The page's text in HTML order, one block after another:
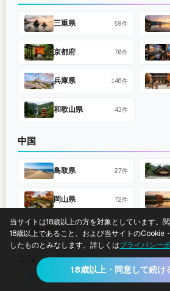
三重県 59件
京都府 70件
兵庫県 146件
和歌山県 43件
中国
鳥取県 27件
岡山県 72件
山口県 53件
女風とは 店舗検索
当サイトは18歳以上の方を対象としています。
18歳以上であること、および当サイトのCookie
したものとみなします。詳しくはプライバシー
18歳以上・同意して続け